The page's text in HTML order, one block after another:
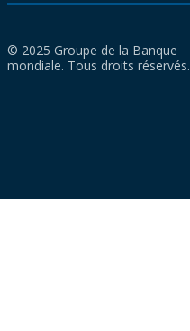
© 2025 Groupe de la Banque
mondiale. Tous droits réservés.